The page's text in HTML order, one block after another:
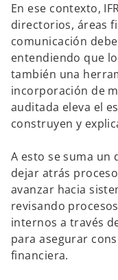
En ese contexto,
directorios, áreas
comunicación
entendiendo que
también una
incorporación de
auditada eleva el
construyen y
A esto se suma un
dejar atrás
avanzar hacia
revisando
internos a través
para asegurar
financiera.